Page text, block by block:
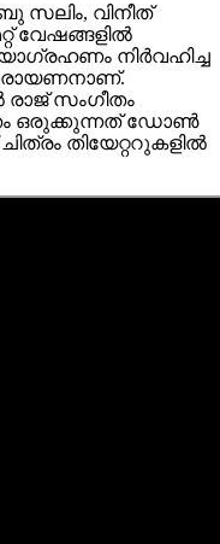
വിനീത്
വേഷങ്ങളിൽ
നിർവഹിച്ച
സംഗീതം
ഒരുക്കുന്നത് ഡോൺ
തിയേറ്ററുകളിൽ